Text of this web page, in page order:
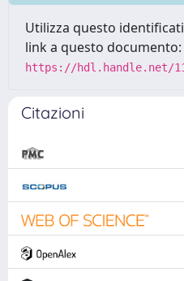
Utilizza questo
link a questo documento:
https://hdl.handle.net/
Citazioni